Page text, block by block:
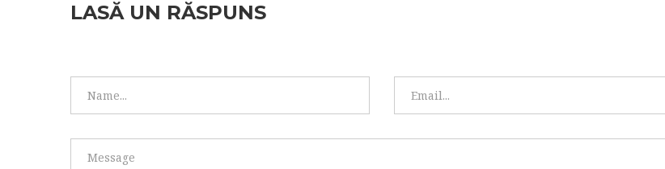
LASĂ UN RĂSPUNS